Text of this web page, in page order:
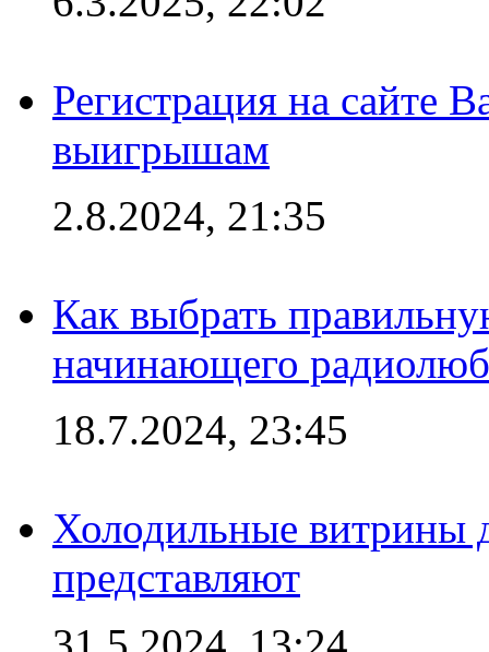
Регистрация на сайте
выигрышам
2.8.2024, 21:35
Как выбрать
начинающего
18.7.2024, 23:45
Холодильные витрины
представляют